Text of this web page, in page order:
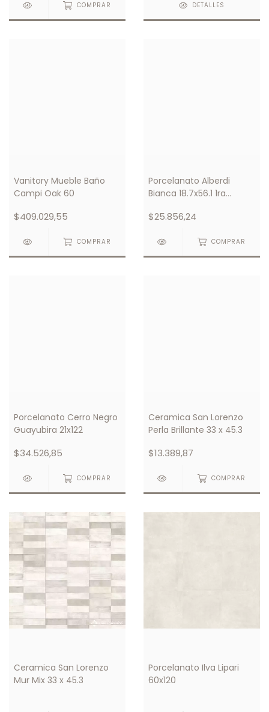
COMPRAR DETALLES
Vanitory Mueble Baño
Campi Oak 60
$409.029,55
COMPRAR
Porcelanato Alberdi
Bianca 18.7x56.1 1ra
$25.856,24
COMPRAR
Porcelanato Cerro Negro
Guayubira 21x122
$34.526,85
COMPRAR
Ceramica San Lorenzo
Perla Brillante 33 x 45.3
$13.389,87
COMPRAR
Ceramica San Lorenzo
Mur Mix 33 x 45.3
Porcelanato Ilva Lipari
60x120